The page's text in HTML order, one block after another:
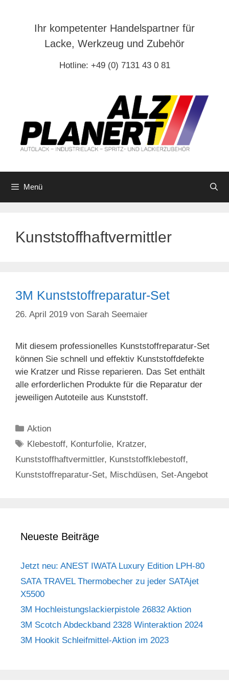
Ihr kompetenter Handelspartner für
Lacke, Werkzeug und Zubehör
Hotline: +49 (0) 7131 43 0 81
Menü
Kunststoffhaftvermittler
3M Kunststoffreparatur-Set
26. April 2019 von Sarah Seemaier
Mit diesem professionelles Kunststoffreparatur-Set
können Sie schnell und effektiv Kunststoffdefekte
wie Kratzer und Risse reparieren. Das Set enthält
alle erforderlichen Produkte für die Reparatur der
jeweiligen Autoteile aus Kunststoff.
Kategorien
Aktion
Schlagwörter
Klebestoff, Konturfolie, Kratzer,
Kunststoffhaftvermittler, Kunststoffklebestoff,
Kunststoffreparatur-Set, Mischdüsen, Set-Angebot
Neueste Beiträge
Jetzt neu: ANEST IWATA Luxury Edition LPH-80
SATA TRAVEL Thermobecher zu jeder SATAjet
X5500
3M Hochleistungslackierpistole 26832 Aktion
3M Scotch Abdeckband 2328 Winteraktion 2024
3M Hookit Schleifmittel-Aktion im 2023